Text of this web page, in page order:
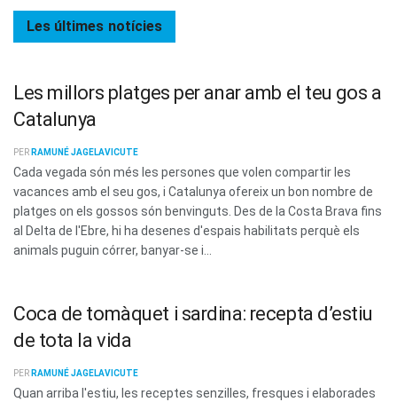
Les últimes notícies
Les millors platges per anar amb el teu gos a
Catalunya
PER RAMUNÉ JAGELAVICUTE
Cada vegada són més les persones que volen compartir les
vacances amb el seu gos, i Catalunya ofereix un bon nombre de
platges on els gossos són benvinguts. Des de la Costa Brava fins
al Delta de l'Ebre, hi ha desenes d'espais habilitats perquè els
animals puguin córrer, banyar-se i...
Coca de tomàquet i sardina: recepta d’estiu
de tota la vida
PER RAMUNÉ JAGELAVICUTE
Quan arriba l'estiu, les receptes senzilles, fresques i elaborades